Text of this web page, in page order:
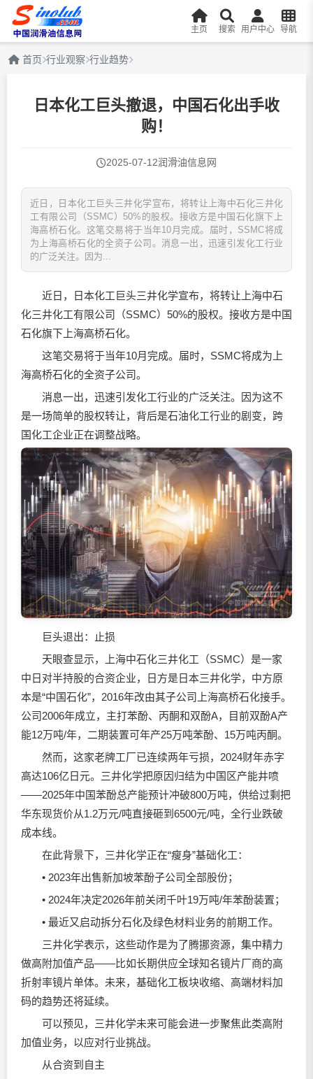
主页 搜索 用户中心 导航
首页 行业观察 行业趋势
日本化工巨头撤退，中国石化出手收
购！
2025-07-12润滑油信息网
近日，日本化工巨头三井化学宣布，将转让上海中石化三井化
工有限公司（SSMC）50%的股权。接收方是中国石化旗下上
海高桥石化。这笔交易将于当年10月完成。届时，SSMC将成
为上海高桥石化的全资子公司。消息一出，迅速引发化工行业
的广泛关注。因为...
近日，日本化工巨头三井化学宣布，将转让上海中石
化三井化工有限公司（SSMC）50%的股权。接收方是中国
石化旗下上海高桥石化。
这笔交易将于当年10月完成。届时，SSMC将成为上
海高桥石化的全资子公司。
消息一出，迅速引发化工行业的广泛关注。因为这不
是一场简单的股权转让，背后是石油化工行业的剧变，跨
国化工企业正在调整战略。
巨头退出：止损
天眼查显示，上海中石化三井化工（SSMC）是一家
中日对半持股的合资企业，日方是日本三井化学，中方原
本是“中国石化”，2016年改由其子公司上海高桥石化接手。
公司2006年成立，主打苯酚、丙酮和双酚A，目前双酚A产
能12万吨/年，二期装置可年产25万吨苯酚、15万吨丙酮。
然而，这家老牌工厂已连续两年亏损，2024财年赤字
高达106亿日元。三井化学把原因归结为中国区产能井喷
——2025年中国苯酚总产能预计冲破800万吨，供给过剩把
华东现货价从1.2万元/吨直接砸到6500元/吨，全行业跌破
成本线。
在此背景下，三井化学正在“瘦身”基础化工：
• 2023年出售新加坡苯酚子公司全部股份；
• 2024年决定2026年前关闭千叶19万吨/年苯酚装置；
• 最近又启动拆分石化及绿色材料业务的前期工作。
三井化学表示，这些动作是为了腾挪资源，集中精力
做高附加值产品——比如长期供应全球知名镜片厂商的高
折射率镜片单体。未来，基础化工板块收缩、高端材料加
码的趋势还将延续。
可以预见，三井化学未来可能会进一步聚焦此类高附
加值业务，以应对行业挑战。
从合资到自主